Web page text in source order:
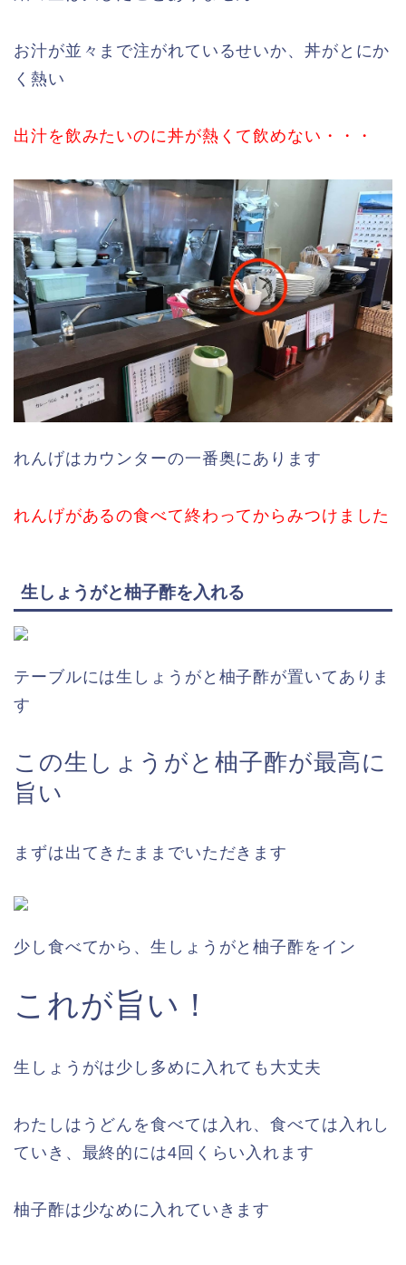
お汁が並々まで注がれているせいか、丼がとにか
く熱い
出汁を飲みたいのに丼が熱くて飲めない・・・
れんげはカウンターの一番奥にあります
れんげがあるの食べて終わってからみつけました
生しょうがと柚子酢を入れる
テーブルには生しょうがと柚子酢が置いてありま
す
この生しょうがと柚子酢が最高に
旨い
まずは出てきたままでいただきます
少し食べてから、生しょうがと柚子酢をイン
これが旨い！
生しょうがは少し多めに入れても大丈夫
わたしはうどんを食べては入れ、食べては入れし
ていき、最終的には4回くらい入れます
柚子酢は少なめに入れていきます